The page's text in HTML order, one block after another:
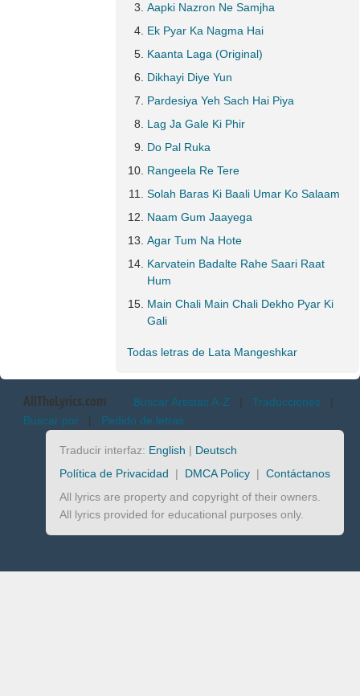
Aapki Nazron Ne Samjha
Ek Pyar Ka Nagma Hai
Kaanta Laga (Original)
Dikhayi Diye Yun
Pardesiya Yeh Sach Hai Piya
Lag Ja Gale Ki Phir
Do Pal Ruka
Rangeela Re Tere
Solah Baras Ki Baali Umar Ko Salaam
Naam Gum Jaayega
Agar Tum Na Hote
Karvatein Badalte Rahe Saari Raat
Hum
Main Chali Main Chali Dekho Pyar Ki
Gali
Todas letras de Lata Mangeshkar
AllTheLyrics.com Buscar Artistas A-Z | Traducciones |
Buscar por | Pedido de letras
Traducir interfaz: English | Deutsch
Política de Privacidad | DMCA Policy | Contáctanos
All lyrics are property and copyright of their owners.
All lyrics provided for educational purposes only.